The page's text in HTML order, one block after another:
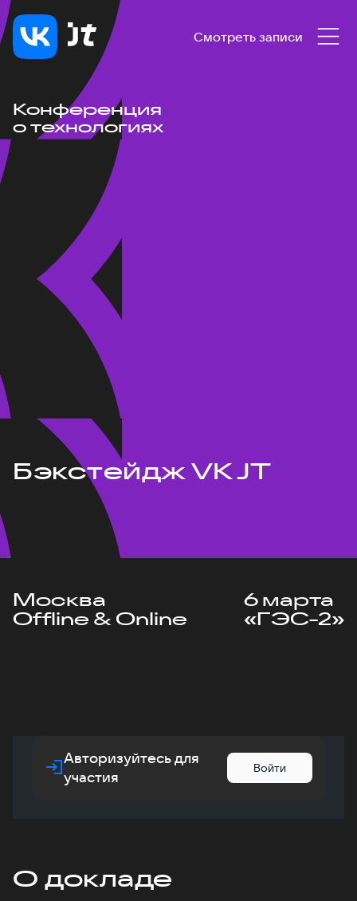
Смотреть записи
Конференция
о технологиях
Бэкстейдж VK JT
Москва
Offline & Online
6 марта
«ГЭС-2»
Авторизуйтесь для
участия
Войти
О докладе